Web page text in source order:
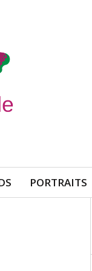
PORTRAITS